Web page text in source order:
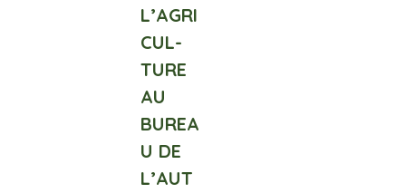
L’AGRI
CUL-
TURE
AU
BUREA
U DE
L’AUT